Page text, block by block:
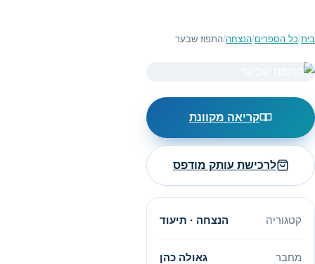
בית/כל הספרים/הנצחה/התפוז שבער
קריאה מקוונת
לרכישת עותק מודפס
קטגוריה הנצחה · תיעוד
מחבר גאולה כהן